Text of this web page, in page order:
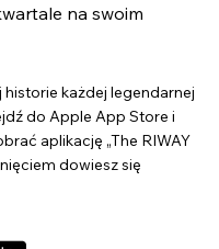
na swoim
historie każdej legendarnej
do Apple App Store i
aplikację „The RIWAY
dowiesz się